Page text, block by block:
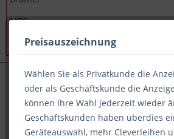
Brother MFC 9340CDW
Alle Artikel zu Brother MFC
Preisauszeichnung
Wählen Sie als Privatkunde die
oder als Geschäftskunde die
können Ihre Wahl jederzeit wieder
Geschäftskunden haben überdies
Geräteauswahl, mehr Cleverleihen